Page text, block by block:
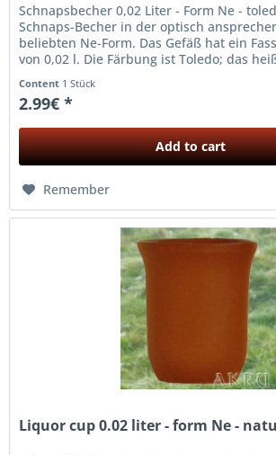
Schnapsbecher 0,02 Liter - Form Ne -
Schnaps-Becher in der optisch
beliebten Ne-Form. Das Gefäß hat ein
von 0,02 l. Die Färbung ist Toledo; das
Content 1 Stück
2.99€ *
Add to cart
Remember
Liquor cup 0.02 liter - form Ne -